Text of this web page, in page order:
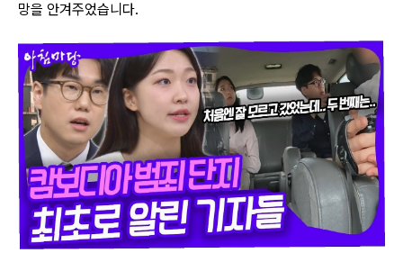
망을 안겨주었습니다.